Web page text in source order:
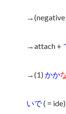
→attach +
→(1) かか
いで( =